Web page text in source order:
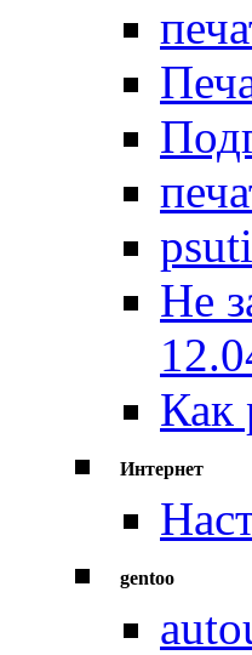
Не
Как
Интернет
gentoo